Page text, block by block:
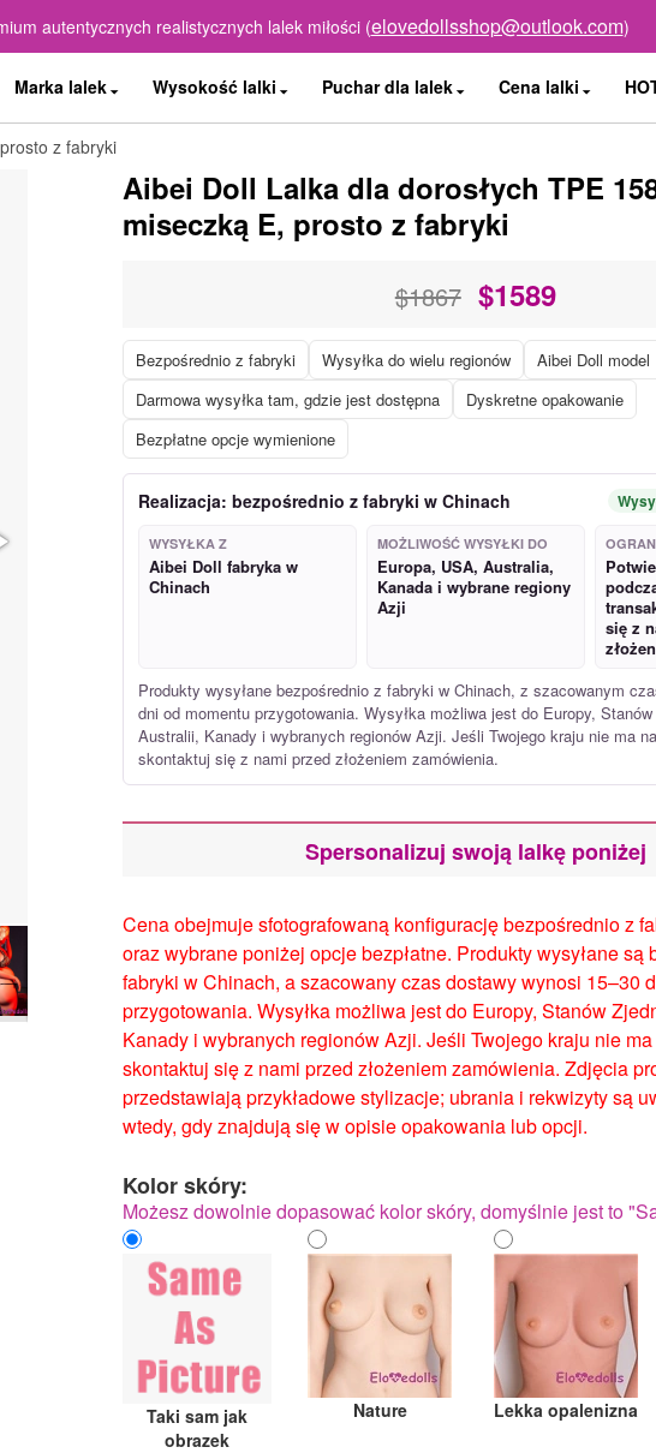
autentycznych realistycznych lalek miłości (elovedollsshop@outlook.com)
Marka lalek Wysokość lalki Puchar dla lalek Cena lalki
z fabryki
Aibei Doll Lalka dla dorosłych TPE
miseczką E, prosto z fabryki
$1867 $1589
Bezpośrednio z fabryki Wysyłka do wielu regionów
Aibei Doll model
Darmowa wysyłka tam, gdzie jest dostępna
Dyskretne opakowanie
Bezpłatne opcje wymienione
Realizacja: bezpośrednio z fabryki w Chinach
WYSYŁKA Z
Aibei Doll fabryka w
Chinach
MOŻLIWOŚĆ WYSYŁKI DO
Europa, USA, Australia,
Kanada i wybrane regiony
Azji
się z
Produkty wysyłane bezpośrednio z fabryki w Chinach, z szacowanym
dni od momentu przygotowania. Wysyłka możliwa jest do Europy,
Australii, Kanady i wybranych regionów Azji. Jeśli Twojego kraju nie ma
skontaktuj się z nami przed złożeniem zamówienia.
Spersonalizuj swoją lalkę poniżej
Cena obejmuje sfotografowaną konfigurację bezpośrednio z
oraz wybrane poniżej opcje bezpłatne. Produkty wysyłane są
fabryki w Chinach, a szacowany czas dostawy wynosi 15–30
przygotowania. Wysyłka możliwa jest do Europy, Stanów
Kanady i wybranych regionów Azji. Jeśli Twojego kraju nie
skontaktuj się z nami przed złożeniem zamówienia. Zdjęcia
przedstawiają przykładowe stylizacje; ubrania i rekwizyty są
wtedy, gdy znajdują się w opisie opakowania lub opcji.
Kolor skóry:
Możesz dowolnie dopasować kolor skóry, domyślnie jest to
Taki sam jak
obrazek
Nature Lekka opalenizna